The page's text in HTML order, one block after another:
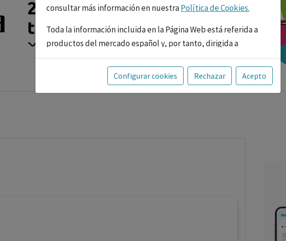
consultar más información en nuestraPolítica de Cookies.
Toda la información incluida en la Página Web está referida a
productos del mercado español y, por tanto, dirigida a
profesionales sanitarios legalmente facultados para
prescribir o dispensar medicamentos con ejercicio
profesional. La información técnica de los fármacos se facilita
Configurar cookies Rechazar Acepto